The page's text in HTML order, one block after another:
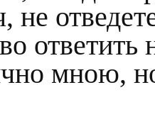
не
мною,